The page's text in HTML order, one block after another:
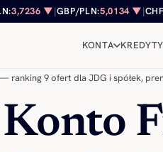
3,7236 ▼|GBP/PLN:5,0134 ▼|
KONTA KREDYTY
ranking 9 ofert dla JDG i spółek,